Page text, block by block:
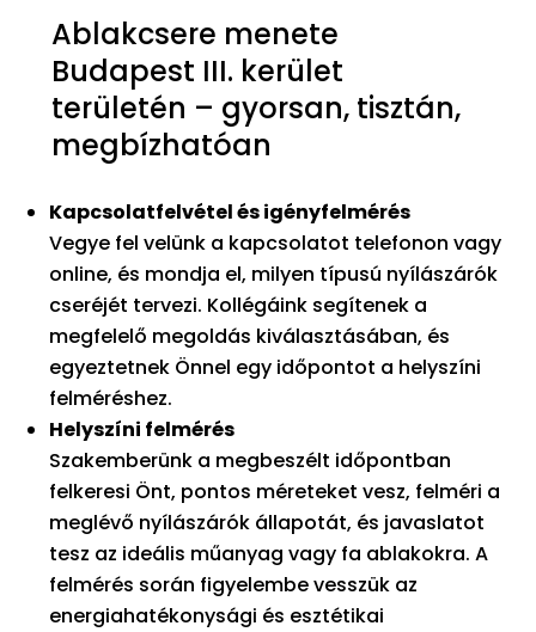
Ablakcsere menete
Budapest III. kerület
területén – gyorsan, tisztán,
megbízhatóan
Kapcsolatfelvétel és igényfelmérés
Vegye fel velünk a kapcsolatot telefonon vagy
online, és mondja el, milyen típusú nyílászárók
cseréjét tervezi. Kollégáink segítenek a
megfelelő megoldás kiválasztásában, és
egyeztetnek Önnel egy időpontot a helyszíni
felméréshez.
Helyszíni felmérés
Szakemberünk a megbeszélt időpontban
felkeresi Önt, pontos méreteket vesz, felméri a
meglévő nyílászárók állapotát, és javaslatot
tesz az ideális műanyag vagy fa ablakokra. A
felmérés során figyelembe vesszük az
energiahatékonysági és esztétikai